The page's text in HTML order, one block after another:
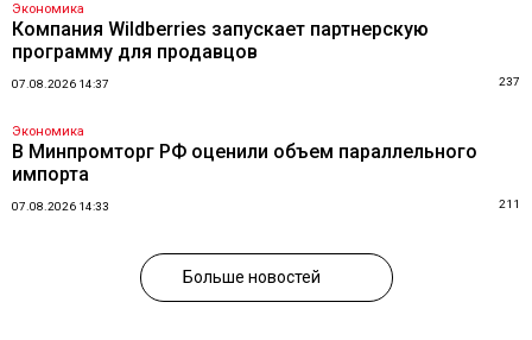
Экономика
Компания Wildberries запускает партнерскую
программу для продавцов
07.08.2026 14:37 237
Экономика
В Минпромторг РФ оценили объем параллельного
импорта
07.08.2026 14:33 211
Больше новостей